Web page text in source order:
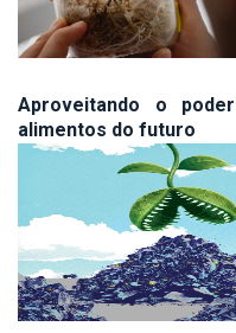
Aproveitando o
alimentos do futuro